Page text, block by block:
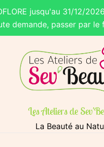
jusqu'au 31/12/
demande, passer par
Les Ateliers de
La Beauté au